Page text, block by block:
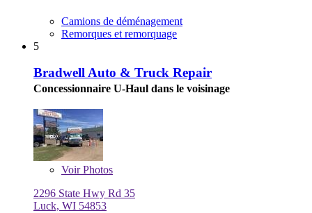
Camions de déménagement
Remorques et remorquage
5
Bradwell Auto & Truck Repair
Concessionnaire U-Haul dans le voisinage
VoirPhotos
2296 State Hwy Rd 35
Luck, WI 54853